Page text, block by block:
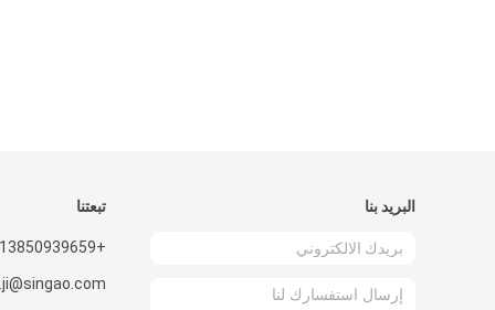
تبعتنا
+8613850939659
البريد بنا